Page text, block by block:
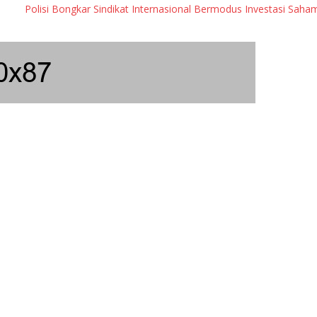
Bongkar Sindikat Internasional Bermodus Investasi Saham &